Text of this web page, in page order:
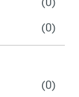
(0)
(0)